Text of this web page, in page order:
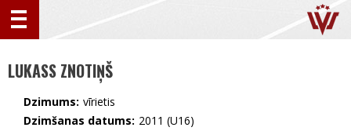
LUKASS ZNOTIŅŠ
Dzimums: vīrietis
Dzimšanas datums: 2011 (U16)